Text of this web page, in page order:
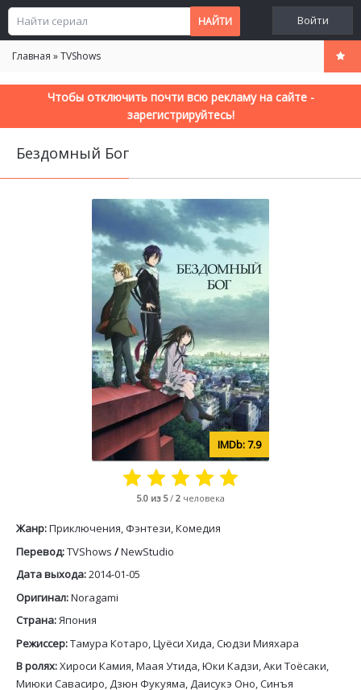
Войти
Главная »TVShows
Чтобы отключить почти всю рекламу на сайте -
зарегистрируйтесь!
Бездомный Бог
7.9
5.0 из 5/ 2 человека
Жанр:Приключения, Фэнтези, Комедия
Перевод:TVShows /NewStudio
Дата выхода:2014-01-05
Оригинал:Noragami
Страна:Япония
Режиссер:Тамура Котаро, Цуёси Хида, Сюдзи Мияхара
В ролях:Хироси Камия, Маая Утида, Юки Кадзи, Аки Тоёсаки,
Миюки Савасиро, Дзюн Фукуяма, Даисукэ Оно, Синъя